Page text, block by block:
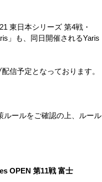
東日本シリーズ 第4戦・
」も、同日開催されるYaris
配信予定となっております。
ールをご確認の上、ルール
OPEN 第11戦 富士